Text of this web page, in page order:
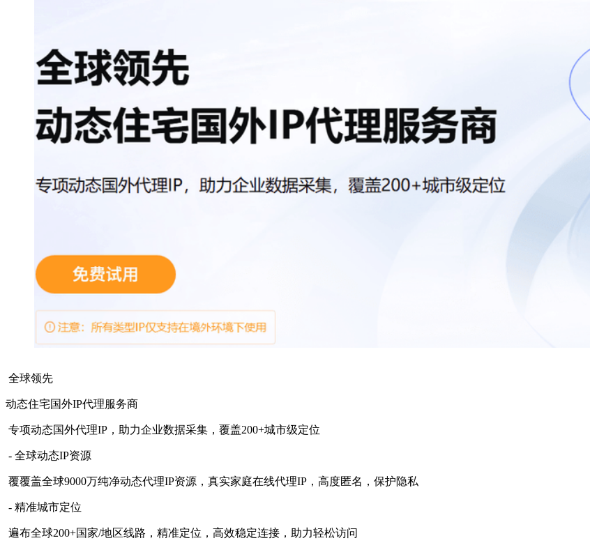
全球领先
动态住宅国外IP代理服务商
专项动态国外代理IP，助力企业数据采集，覆盖200+城市级定位
- 全球动态IP资源
覆覆盖全球9000万纯净动态代理IP资源，真实家庭在线代理IP，高度匿名，保护隐私
- 精准城市定位
遍布全球200+国家/地区线路，精准定位，高效稳定连接，助力轻松访问